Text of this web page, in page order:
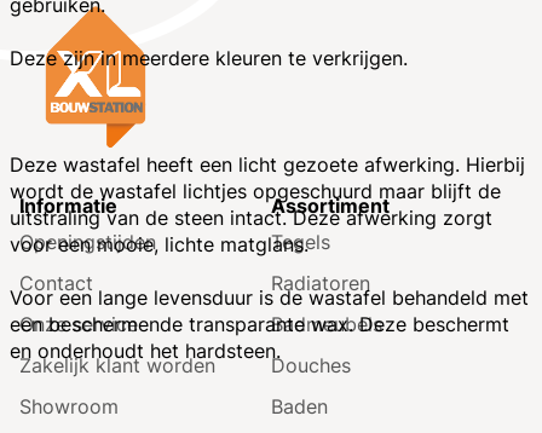
gebruiken.
Deze zijn in meerdere kleuren te verkrijgen.
Deze wastafel heeft een licht gezoete afwerking. Hierbij
wordt de wastafel lichtjes opgeschuurd maar blijft de
uitstraling van de steen intact. Deze afwerking zorgt
voor een mooie, lichte matglans.
Voor een lange levensduur is de wastafel behandeld met
een beschermende transparante wax. Deze beschermt
en onderhoudt het hardsteen.
Informatie
Openingstijden
Contact
Onze service
Zakelijk klant worden
Showroom
Assortiment
Tegels
Radiatoren
Badmeubels
Douches
Baden